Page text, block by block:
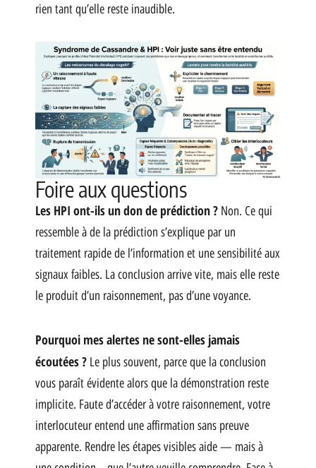
rien tant qu’elle reste inaudible.
Foire aux questions
Les HPI ont-ils un don de prédiction ? Non. Ce qui
ressemble à de la prédiction s’explique par un
traitement rapide de l’information et une sensibilité aux
signaux faibles. La conclusion arrive vite, mais elle reste
le produit d’un raisonnement, pas d’une voyance.
Pourquoi mes alertes ne sont-elles jamais
écoutées ? Le plus souvent, parce que la conclusion
vous paraît évidente alors que la démonstration reste
implicite. Faute d’accéder à votre raisonnement, votre
interlocuteur entend une affirmation sans preuve
apparente. Rendre les étapes visibles aide — mais à